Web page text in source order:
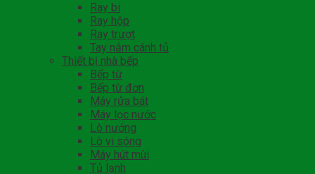
Ray bi
Ray hộp
Ray trượt
Tay nắm cánh tủ
Thiết bị nhà bếp
Bếp từ
Bếp từ đơn
Máy rửa bát
Máy lọc nước
Lò nướng
Lò vi sóng
Máy hút mùi
Tủ lạnh